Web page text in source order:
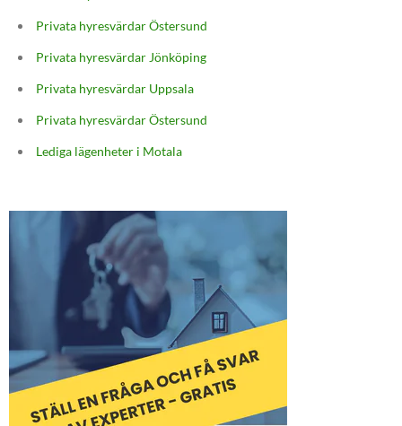
Privata hyresvärdar Östersund
Privata hyresvärdar Jönköping
Privata hyresvärdar Uppsala
Privata hyresvärdar Östersund
Lediga lägenheter i Motala